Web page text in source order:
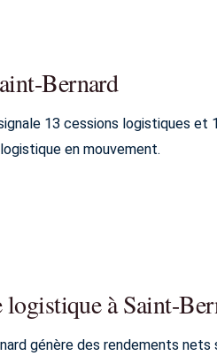
Bernard
13 cessions logistiques et
en mouvement.
à Saint-
génère des rendements nets